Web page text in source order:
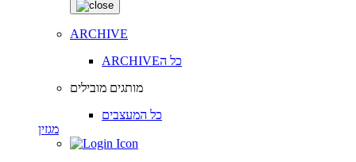
ARCHIVE
ARCHIVEכל ה
מותגים מובילים
כל המעצבים
מגזין